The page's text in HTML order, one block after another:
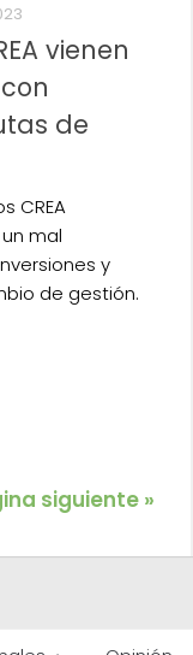
vienen
de
CREA
mal
y
de gestión.
siguiente »